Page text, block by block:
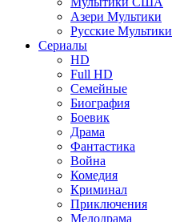
Азери Мультики
Русские Мультики
Сериалы
HD
Full HD
Семейные
Биография
Боевик
Драма
Фантастика
Война
Комедия
Криминал
Приключения
Мелодрама